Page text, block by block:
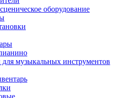
оборудование
для музыкальных инструментов